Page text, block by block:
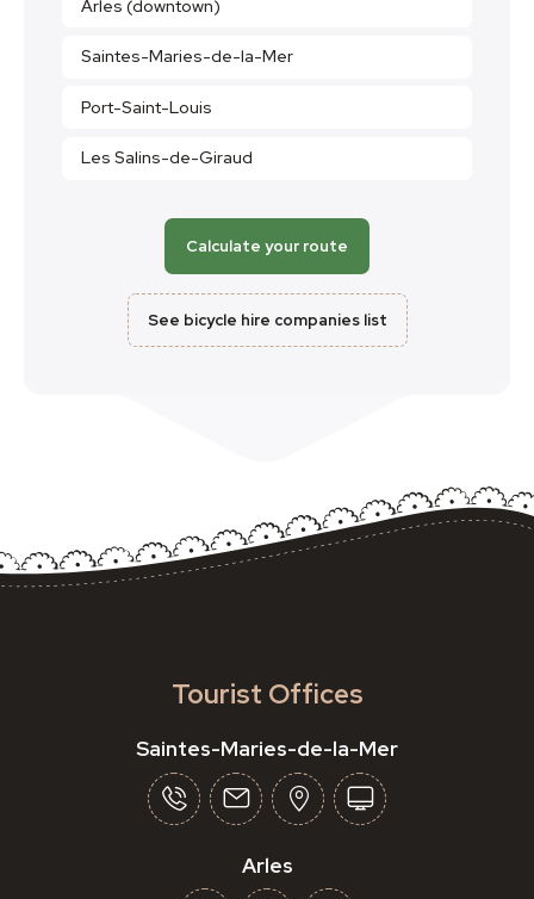
Arles (downtown)
Saintes-Maries-de-la-Mer
Port-Saint-Louis
Les Salins-de-Giraud
Calculate your route
See bicycle hire companies list
Tourist Offices
Saintes-Maries-de-la-Mer
Arles